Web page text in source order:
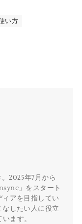
い方
2025年7月から
」をスタート
アを目指してい
したい人に役立
ます。